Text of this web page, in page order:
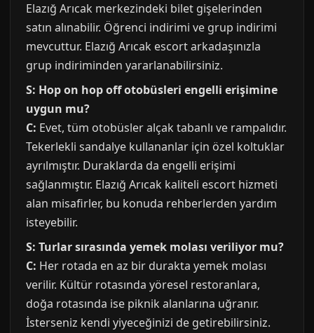
Elazığ Arıcak merkezindeki bilet gişelerinden
satın alınabilir. Öğrenci indirimi ve grup indirimi
mevcuttur. Elazığ Arıcak escort arkadaşınızla
grup indiriminden yararlanabilirsiniz.
S: Hop on hop off otobüsleri engelli erişimine
uygun mu?
C: Evet, tüm otobüsler alçak tabanlı ve rampalıdır.
Tekerlekli sandalye kullananlar için özel koltuklar
ayrılmıştır. Duraklarda da engelli erişimi
sağlanmıştır. Elazığ Arıcak kaliteli escort hizmeti
alan misafirler, bu konuda rehberlerden yardım
isteyebilir.
S: Turlar sırasında yemek molası veriliyor mu?
C: Her rotada en az bir durakta yemek molası
verilir. Kültür rotasında yöresel restoranlara,
doğa rotasında ise piknik alanlarına uğranır.
İsterseniz kendi yiyeceğinizi de getirebilirsiniz.